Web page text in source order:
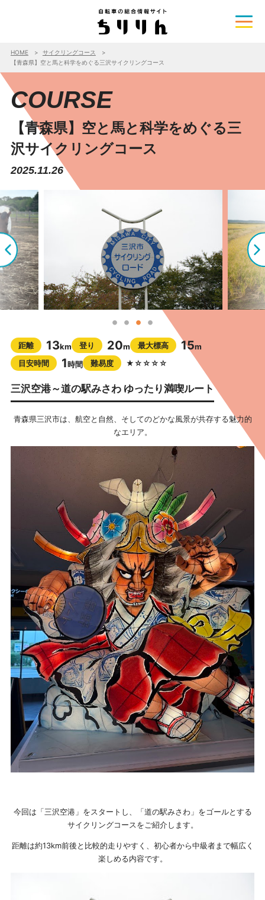
HOME
サイクリングコース
【青森県】空と馬と科学をめぐる三沢サイクリングコース
COURSE
【青森県】空と馬と科学をめぐる三
沢サイクリングコース
2025.11.26
距離 13km 登り 20m 最大標高 15m
目安時間
1時間 難易度 ★☆☆☆☆
三沢空港～道の駅みさわ ゆったり満喫ルート
青森県三沢市は、航空と自然、そしてのどかな風景が共存する魅力的
なエリア。
今回は「三沢空港」をスタートし、「道の駅みさわ」をゴールとする
サイクリングコースをご紹介します。
距離は約13km前後と比較的走りやすく、初心者から中級者まで幅広く
楽しめる内容です。